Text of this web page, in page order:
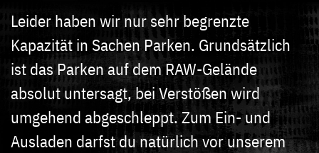
Leider haben wir nur sehr begrenzte
Kapazität in Sachen Parken. Grundsätzlich
ist das Parken auf dem RAW-Gelände
absolut untersagt, bei Verstößen wird
umgehend abgeschleppt. Zum Ein- und
Ausladen darfst du natürlich vor unserem